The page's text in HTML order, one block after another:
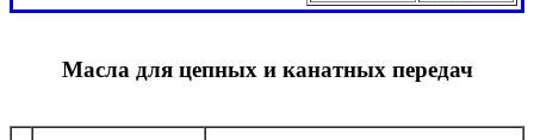
Масла для цепных и канатных передач